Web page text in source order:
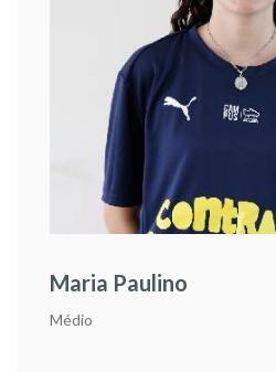
Maria Paulino
Médio